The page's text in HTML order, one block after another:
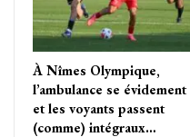
À Nîmes Olympique,
l’ambulance se évidement
et les voyants passent
(comme) intégraux…